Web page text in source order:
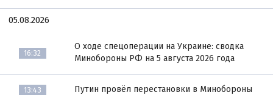
05.08.2026
16:32
О ходе спецоперации на Украине: сводка
Минобороны РФ на 5 августа 2026 года
13:43 Путин провёл перестановки в Минобороны